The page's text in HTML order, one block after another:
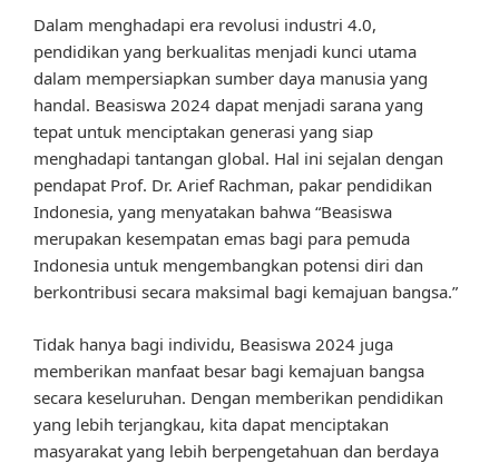
Dalam menghadapi era revolusi industri 4.0,
pendidikan yang berkualitas menjadi kunci utama
dalam mempersiapkan sumber daya manusia yang
handal. Beasiswa 2024 dapat menjadi sarana yang
tepat untuk menciptakan generasi yang siap
menghadapi tantangan global. Hal ini sejalan dengan
pendapat Prof. Dr. Arief Rachman, pakar pendidikan
Indonesia, yang menyatakan bahwa “Beasiswa
merupakan kesempatan emas bagi para pemuda
Indonesia untuk mengembangkan potensi diri dan
berkontribusi secara maksimal bagi kemajuan bangsa.”
Tidak hanya bagi individu, Beasiswa 2024 juga
memberikan manfaat besar bagi kemajuan bangsa
secara keseluruhan. Dengan memberikan pendidikan
yang lebih terjangkau, kita dapat menciptakan
masyarakat yang lebih berpengetahuan dan berdaya